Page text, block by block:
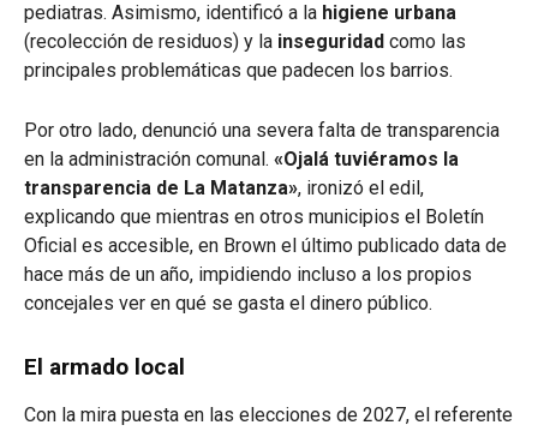
pediatras. Asimismo, identificó a la higiene urbana
(recolección de residuos) y la inseguridad como las
principales problemáticas que padecen los barrios.
Por otro lado, denunció una severa falta de transparencia
en la administración comunal. «Ojalá tuviéramos la
transparencia de La Matanza», ironizó el edil,
explicando que mientras en otros municipios el Boletín
Oficial es accesible, en Brown el último publicado data de
hace más de un año, impidiendo incluso a los propios
concejales ver en qué se gasta el dinero público.
El armado local
Con la mira puesta en las elecciones de 2027, el referente